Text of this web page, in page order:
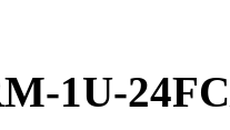
1U-